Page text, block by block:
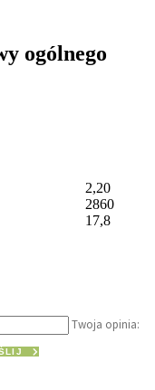
ogólnego
2,20
2860
17,8
Twoja opinia: